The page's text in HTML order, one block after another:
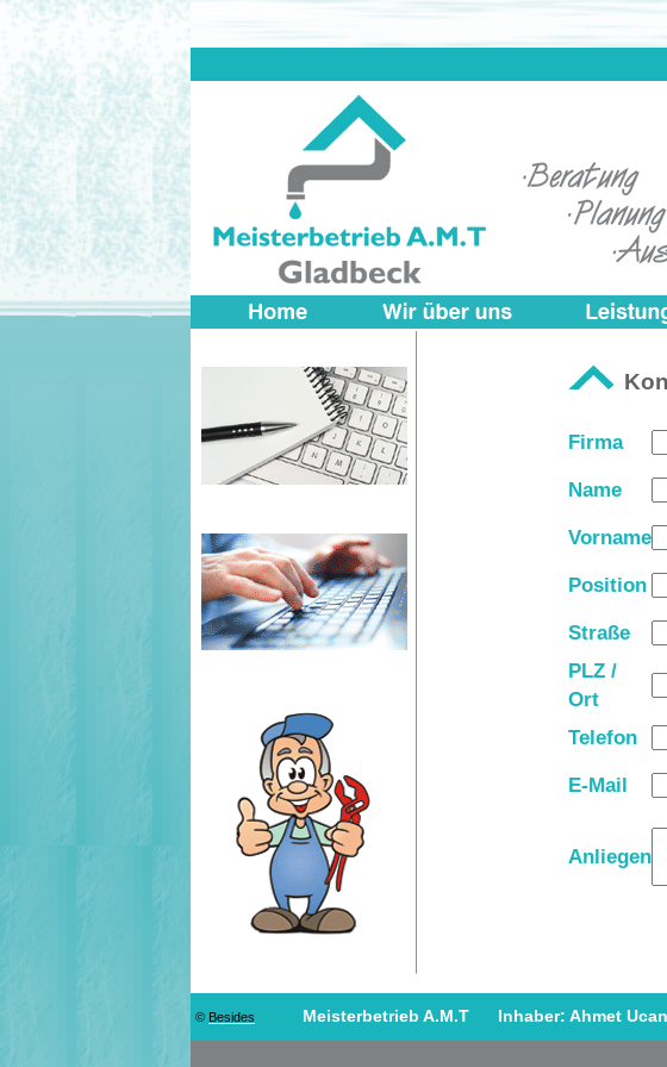
Firma
Name
Vorname
Position
Straße
PLZ /
Ort
Telefon
E-Mail
Anliegen
© Besides Meisterbetrieb A.M.T Inhaber: Ahmet